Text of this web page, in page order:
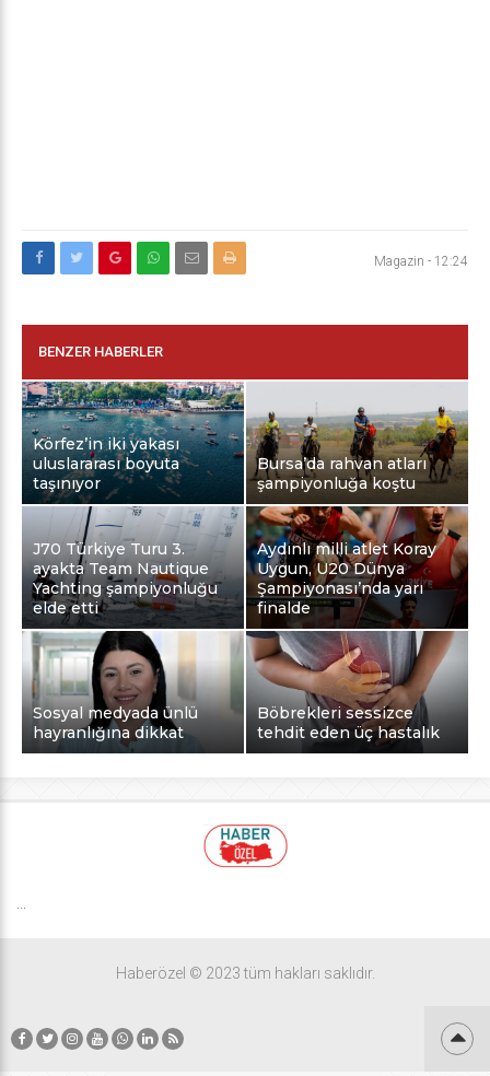
Magazin - 12:24
BENZER HABERLER
Körfez’in iki yakası
uluslararası boyuta
taşınıyor
Bursa’da rahvan atları
şampiyonluğa koştu
J70 Türkiye Turu 3.
ayakta Team Nautique
Yachting şampiyonluğu
elde etti
Aydınlı milli atlet Koray
Uygun, U20 Dünya
Şampiyonası’nda yarı
finalde
Sosyal medyada ünlü
hayranlığına dikkat
Böbrekleri sessizce
tehdit eden üç hastalık
Haberözel © 2023 tüm hakları saklıdır.